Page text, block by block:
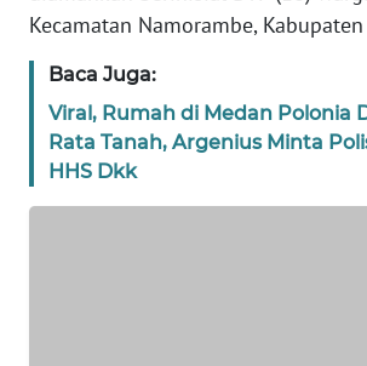
Kecamatan Namorambe,
Baca Juga:
Viral, Rumah di Medan Polonia
Rata Tanah, Argenius Minta
HHS Dkk
SUMUT
WN
JAKARTA
WN
JABAR